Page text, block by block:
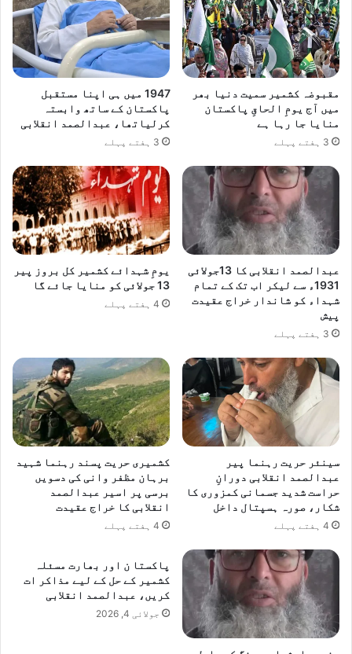
مقبوضہ کشمیر سمیت دنیا بھر
میں آج یومِ الحاقِ پاکستان
منایا جا رہا ہے
3 ہفتے پہلے
1947 میں ہی اپنا مستقبل
پاکستان کے ساتھ وابستہ
کرلیاتھا، عبدالصمد انقلابی
3 ہفتے پہلے
عبدالصمد انقلابی کا 13جولائی
1931ء سے لیکر اب تک کے تمام
شہداء کو شاندار خراج عقیدت
پیش
3 ہفتے پہلے
یومِ شہدائے کشمیر کل بروز پیر
13 جولائی کو منایا جائے گا
4 ہفتے پہلے
سینئر حریت رہنما پیر
عبدالصمد انقلابی دورانِ
حراست شدید جسمانی کمزوری کا
شکار، صورہ ہسپتال داخل
4 ہفتے پہلے
کشمیری حریت پسند رہنما شہید
برہان مظفر وانی کی دسویں
برسی پر اسیر عبدالصمد
انقلابی کا خراج عقیدت
4 ہفتے پہلے
پاکستا ن اور بھارت مسئلہ
کشمیر کے حل کے لیے مذاکر ات
کریں، عبدالصمد انقلابی
جولائی 4, 2026